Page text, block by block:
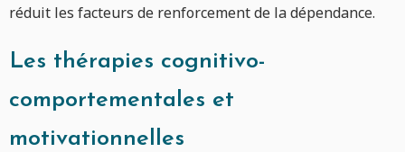
réduit les facteurs de renforcement de la dépendance.
Les thérapies cognitivo-
comportementales et
motivationnelles